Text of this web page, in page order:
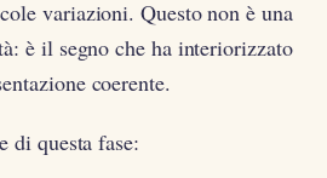
variazioni. Questo non è una
è il segno che ha interiorizzato
coerente.
di questa fase: